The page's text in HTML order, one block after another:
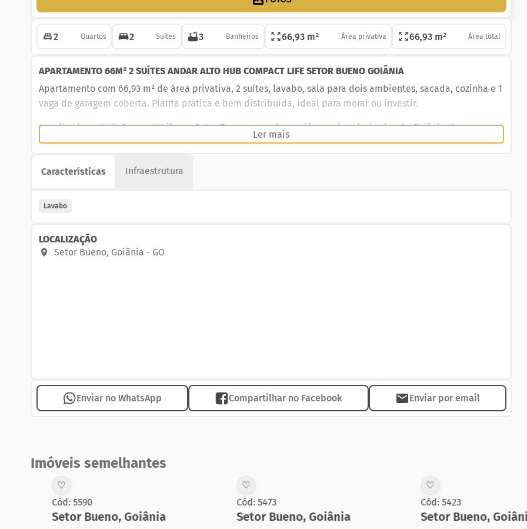
2 Quartos 2 Suítes 3 Banheiros 66,93 m² Área privativa 66,93 m² Área total
APARTAMENTO 66M² 2 SUÍTES ANDAR ALTO HUB COMPACT LIFE SETOR BUENO GOIÂNIA
Apartamento com 66,93 m² de área privativa, 2 suítes, lavabo, sala para dois ambientes, sacada, cozinha e 1
vaga de garagem coberta. Planta prática e bem distribuída, ideal para morar ou investir.
Localizado no Hub Compact Life, no Setor Bueno, uma das regiões mais valorizadas de Goiânia. A poucos
passos do Goiânia Shopping, com fácil acesso a supermercados, escolas, farmácias, restaurantes e diversos
carsharing. Ideal para quem busca praticidade e conforto no dia a dia.
Agende a sua visita!
Ler mais
Características Infraestrutura
Lavabo
LOCALIZAÇÃO
Setor Bueno, Goiânia - GO
Enviar no WhatsApp Compartilhar no Facebook Enviar por email
Imóveis semelhantes
Cód: 5590
Setor Bueno,Goiânia
Cód: 5473
Setor Bueno,Goiânia
Cód: 5423
Setor Bueno,Goiânia